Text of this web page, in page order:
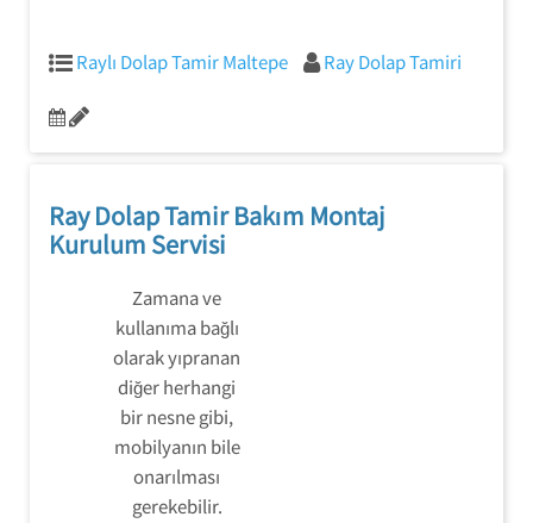
Raylı Dolap Tamir Maltepe Ray Dolap Tamiri
Ray Dolap Tamir Bakım Montaj
Kurulum Servisi
Zamana ve
kullanıma bağlı
olarak yıpranan
diğer herhangi
bir nesne gibi,
mobilyanın bile
onarılması
gerekebilir.